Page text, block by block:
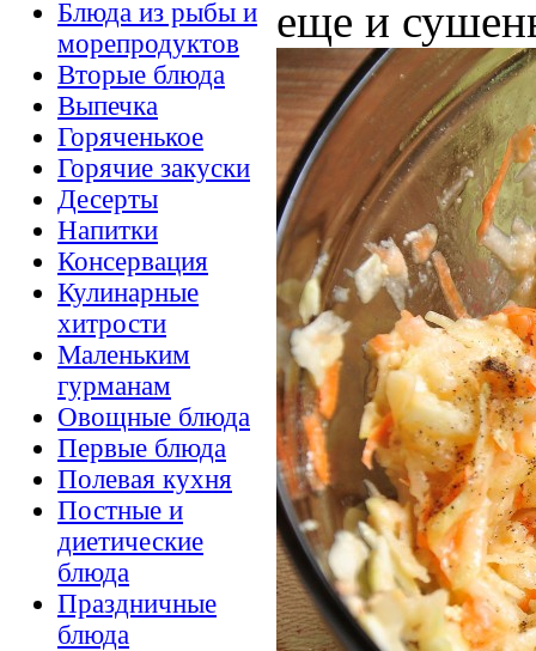
Блюда из рыбы и
морепродуктов
Вторые блюда
Выпечка
Горяченькое
Горячие закуски
Десерты
Напитки
Консервация
Кулинарные
хитрости
Маленьким
гурманам
Овощные блюда
Первые блюда
Полевая кухня
Постные и
диетические
блюда
Праздничные
блюда
еще и